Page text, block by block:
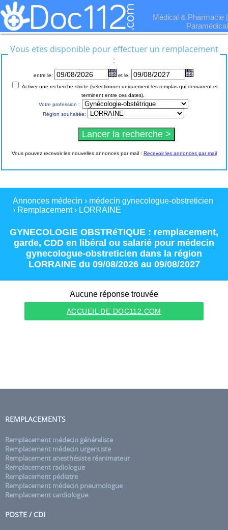
Médical & Pharmacie |
Paramédical
Vous etes disponible pour effectuer un remplacement
:
entre le:
et le:
terminent entre ces dates).
Votre profession :
Région souhaitée:
Vous pouvez recevoir les nouvelles annonces par mail : Recevoir les annonces par mail
Annonces médecin › médecin gynecologue-obstreticien
› Remplacement › LORRAINE
GYNECOLOGIE OBSTRéTIQUE : remplacement,
garde, CDD en libéral ou salarié pour médecin
gynecologue-obstreticien dans la région
LORRAINEdu 09/08/2026 au 09/08/2027
Aucune réponse trouvée
ACCUEIL DE DOC112.COM
REMPLACEMENTS
Remplacement médecin généraliste
Remplacement médecin urgentiste
Remplacement anesthésiste réanimateur
Remplacement radiologue
Remplacement pédiatre
Remplacement médecin pneumologue
Remplacement cardiologue
POSTE / CDI